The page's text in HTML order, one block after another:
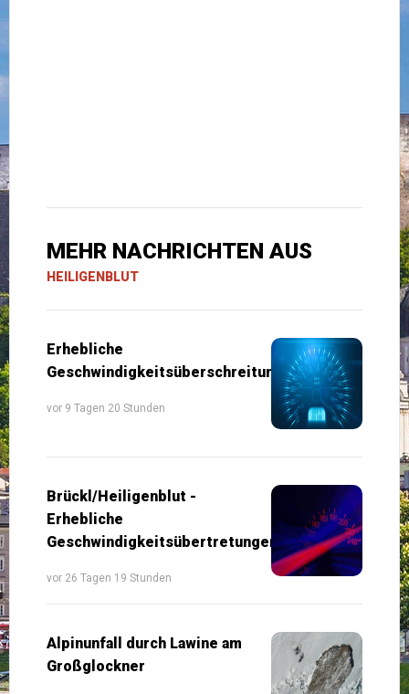
MEHR NACHRICHTEN AUS
HEILIGENBLUT
Erhebliche
Geschwindigkeitsüberschreitung
vor 9 Tagen 20 Stunden
Brückl/Heiligenblut -
Erhebliche
Geschwindigkeitsübertretungen
vor 26 Tagen 19 Stunden
Alpinunfall durch Lawine am
Großglockner